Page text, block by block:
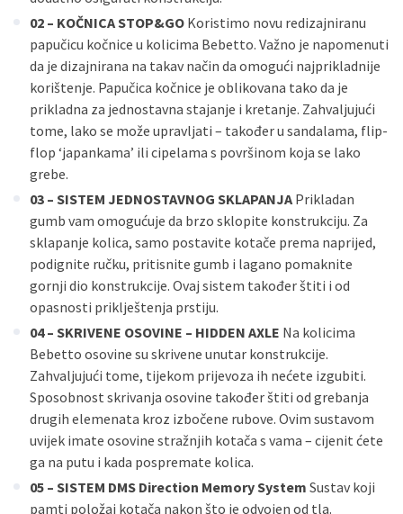
02 – KOČNICA STOP&GO Koristimo novu redizajniranu
papučicu kočnice u kolicima Bebetto. Važno je napomenuti
da je dizajnirana na takav način da omogući najprikladnije
korištenje. Papučica kočnice je oblikovana tako da je
prikladna za jednostavna stajanje i kretanje. Zahvaljujući
tome, lako se može upravljati – također u sandalama, flip-
flop ‘japankama’ ili cipelama s površinom koja se lako
grebe.
03 – SISTEM JEDNOSTAVNOG SKLAPANJA Prikladan
gumb vam omogućuje da brzo sklopite konstrukciju. Za
sklapanje kolica, samo postavite kotače prema naprijed,
podignite ručku, pritisnite gumb i lagano pomaknite
gornji dio konstrukcije. Ovaj sistem također štiti i od
opasnosti priklještenja prstiju.
04 – SKRIVENE OSOVINE – HIDDEN AXLE Na kolicima
Bebetto osovine su skrivene unutar konstrukcije.
Zahvaljujući tome, tijekom prijevoza ih nećete izgubiti.
Sposobnost skrivanja osovine također štiti od grebanja
drugih elemenata kroz izbočene rubove. Ovim sustavom
uvijek imate osovine stražnjih kotača s vama – cijenit ćete
ga na putu i kada pospremate kolica.
05 – SISTEM DMS Direction Memory System Sustav koji
pamti položaj kotača nakon što je odvojen od tla.